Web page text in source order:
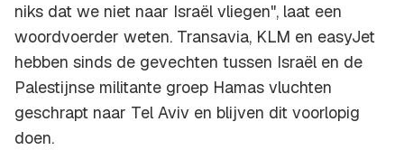
niks dat we niet naar Israël vliegen", laat een
woordvoerder weten. Transavia, KLM en easyJet
hebben sinds de gevechten tussen Israël en de
Palestijnse militante groep Hamas vluchten
geschrapt naar Tel Aviv en blijven dit voorlopig
doen.